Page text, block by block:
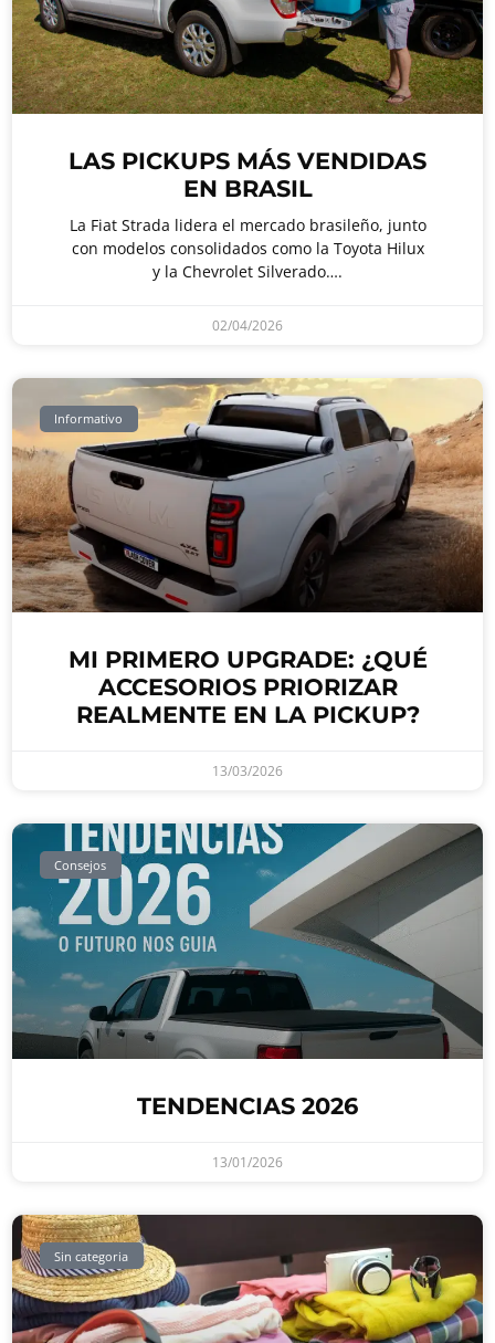
LAS PICKUPS MÁS VENDIDAS
EN BRASIL
La Fiat Strada lidera el mercado brasileño, junto
con modelos consolidados como la Toyota Hilux
y la Chevrolet Silverado….
02/04/2026
Informativo
MI PRIMERO UPGRADE: ¿QUÉ
ACCESORIOS PRIORIZAR
REALMENTE EN LA PICKUP?
13/03/2026
Consejos
TENDENCIAS 2026
13/01/2026
Sin categoria